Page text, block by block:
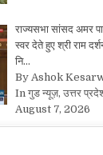
राज्यसभा सांसद अमर
स्वर देते हुए श्री राम
नि…
By Ashok
In गुड न्यूज़, उत्तर
August 7, 2026